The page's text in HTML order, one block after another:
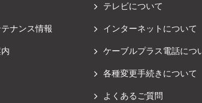
ナンス情報
テレビについて
インターネットについて
ケーブルプラス電話につ
各種変更手続きについて
よくあるご質問